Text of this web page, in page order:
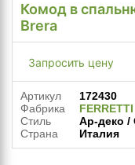
Комод в
Brera
Запросить цену
Артикул
172430
Фабрика
Стиль
Ар-деко /
Страна
Италия